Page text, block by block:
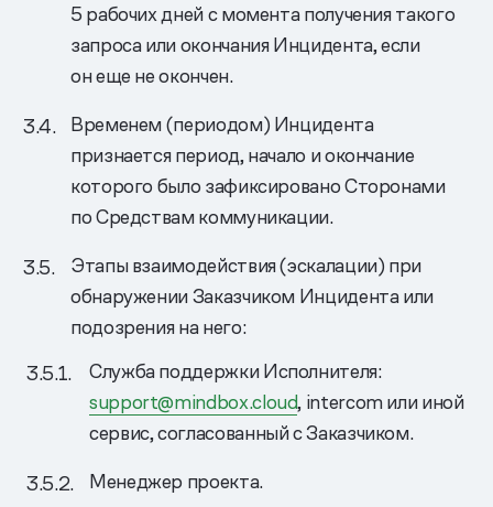
5 рабочих дней с момента получения такого
запроса или окончания Инцидента, если
он еще не окончен.
Временем (периодом) Инцидента
признается период, начало и окончание
которого было зафиксировано Сторонами
по Средствам коммуникации.
Этапы взаимодействия (эскалации) при
обнаружении Заказчиком Инцидента или
подозрения на него:
Служба поддержки Исполнителя:
support@mindbox.cloud, intercom или иной
сервис, согласованный с Заказчиком.
Менеджер проекта.